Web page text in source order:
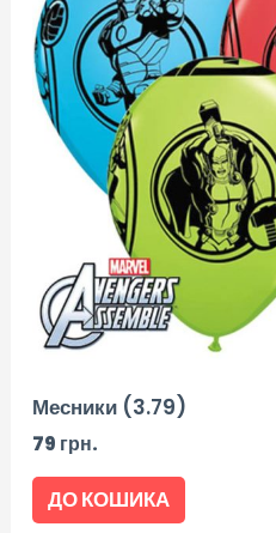
Месники (3.79)
79 грн.
ДО КОШИКА